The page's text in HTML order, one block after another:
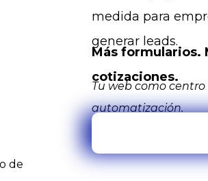
medida para
generar leads.
Más formularios.
cotizaciones.
Tu web como
automatización.